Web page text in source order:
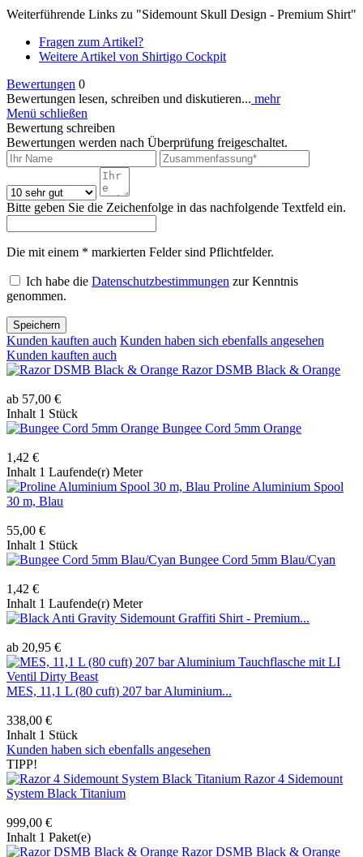
Weiterführende Links zu "Sidemount Skull Design - Premium Shirt"
Fragen zum Artikel?
Weitere Artikel von Shirtigo Cockpit
Bewertungen 0
Bewertungen lesen, schreiben und diskutieren... mehr
Menü schließen
Bewertung schreiben
Bewertungen werden nach Überprüfung freigeschaltet.
Bitte geben Sie die Zeichenfolge in das nachfolgende Textfeld ein.
Die mit einem * markierten Felder sind Pflichtfelder.
Ich habe die Datenschutzbestimmungen zur Kenntnis
genommen.
Speichern
Kunden kauften auch Kunden haben sich ebenfalls angesehen
Kunden kauften auch
Razor DSMB Black & Orange
ab 57,00 €
Inhalt 1 Stück
Bungee Cord 5mm Orange
1,42 €
Inhalt 1 Laufende(r) Meter
Proline Aluminium Spool
30 m, Blau
55,00 €
Inhalt 1 Stück
Bungee Cord 5mm Blau/Cyan
1,42 €
Inhalt 1 Laufende(r) Meter
Anti Gravity Sidemount Graffiti Shirt - Premium...
ab 20,95 €
MES, 11,1 L (80 cuft) 207 bar Aluminium...
338,00 €
Inhalt 1 Stück
Kunden haben sich ebenfalls angesehen
TIPP!
Razor 4 Sidemount
System Black Titanium
999,00 €
Inhalt 1 Paket(e)
Razor DSMB Black & Orange